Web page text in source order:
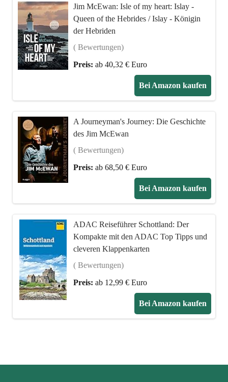
Jim McEwan: Isle of my heart: Islay -
Queen of the Hebrides / Islay - Königin
der Hebriden
( Bewertungen)
Preis: ab 40,32 € Euro
Bei Amazon kaufen
A Journeyman's Journey: Die Geschichte
des Jim McEwan
( Bewertungen)
Preis: ab 68,50 € Euro
Bei Amazon kaufen
ADAC Reiseführer Schottland: Der
Kompakte mit den ADAC Top Tipps und
cleveren Klappenkarten
( Bewertungen)
Preis: ab 12,99 € Euro
Bei Amazon kaufen